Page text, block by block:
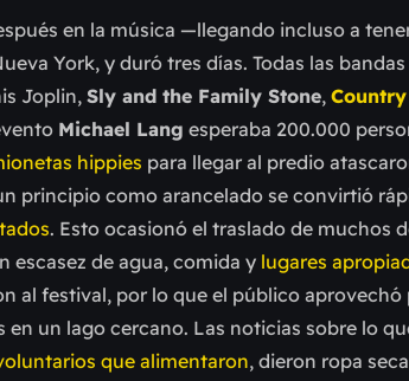
en la música —llegando incluso a
York, y duró tres días. Todas las bandas
Joplin,Sly and the Family Stone,
Michael Lang esperaba 200.000
hippies para llegar al predio
principio como arancelado se convirtió
. Esto ocasionó el traslado de muchos
escasez de agua, comida y lugares
al festival, por lo que el público aprovechó
en un lago cercano. Las noticias sobre lo
que alimentaron, dieron ropa